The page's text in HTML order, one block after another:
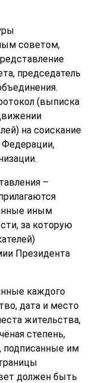
советом,
председатель
(выписка
на соискание
–
иным
за которую
Президента
каждого
дата и место
жительства,
степень,
подписанные им
должен быть